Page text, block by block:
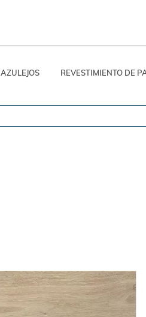
AZULEJOS REVESTIMIENTO DE